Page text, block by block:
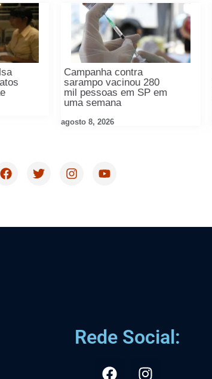
Campanha contra
sarampo vacinou 280
mil pessoas em SP em
uma semana
agosto 8, 2026
Rede Social: